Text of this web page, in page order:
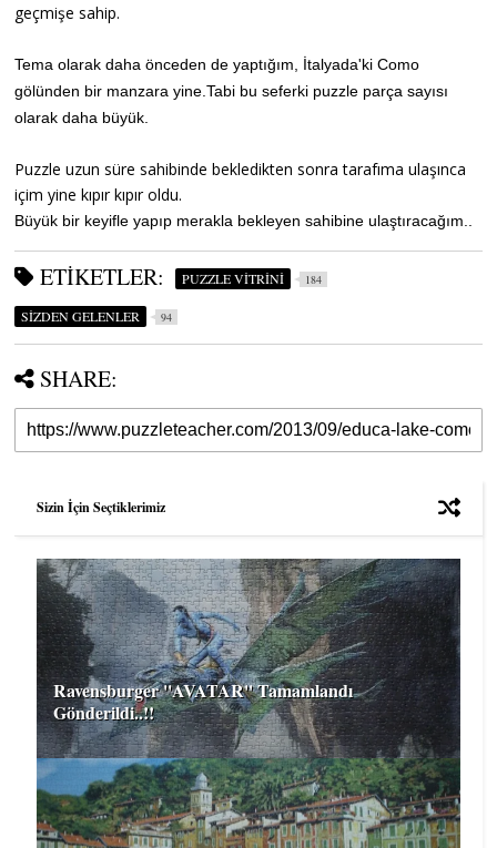
geçmişe sahip.
Tema olarak daha önceden de yaptığım, İtalyada'ki Como
gölünden bir manzara yine.Tabi bu seferki puzzle parça sayısı
olarak daha büyük.
Puzzle uzun süre sahibinde bekledikten sonra tarafıma ulaşınca
içim yine kıpır kıpır oldu.
Büyük bir keyifle yapıp merakla bekleyen sahibine ulaştıracağım..
ETIKETLER: PUZZLE VİTRİNİ 184
SİZDEN GELENLER 94
SHARE:
Sizin İçin Seçtiklerimiz
Ravensburger ''AVATAR'' Tamamlandı
Gönderildi..!!